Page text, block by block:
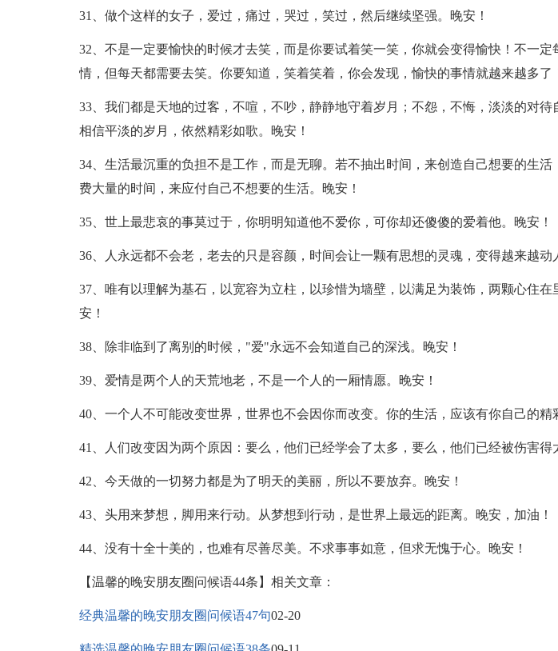
31、做个这样的女子，爱过，痛过，哭过，笑过，然后继续坚强。晚安！
32、不是一定要愉快的时候才去笑，而是你要试着笑一笑，你就会变得愉快！不一定
情，但每天都需要去笑。你要知道，笑着笑着，你会发现，愉快的事情就越来越多了
33、我们都是天地的过客，不喧，不吵，静静地守着岁月；不怨，不悔，淡淡的对待
相信平淡的岁月，依然精彩如歌。晚安！
34、生活最沉重的负担不是工作，而是无聊。若不抽出时间，来创造自己想要的生活
费大量的时间，来应付自己不想要的生活。晚安！
35、世上最悲哀的事莫过于，你明明知道他不爱你，可你却还傻傻的爱着他。晚安！
36、人永远都不会老，老去的只是容颜，时间会让一颗有思想的灵魂，变得越来越动
37、唯有以理解为基石，以宽容为立柱，以珍惜为墙壁，以满足为装饰，两颗心住在
安！
38、除非临到了离别的时候，"爱"永远不会知道自己的深浅。晚安！
39、爱情是两个人的天荒地老，不是一个人的一厢情愿。晚安！
40、一个人不可能改变世界，世界也不会因你而改变。你的生活，应该有你自己的精
41、人们改变因为两个原因：要么，他们已经学会了太多，要么，他们已经被伤害得
42、今天做的一切努力都是为了明天的美丽，所以不要放弃。晚安！
43、头用来梦想，脚用来行动。从梦想到行动，是世界上最远的距离。晚安，加油！
44、没有十全十美的，也难有尽善尽美。不求事事如意，但求无愧于心。晚安！
【温馨的晚安朋友圈问候语44条】相关文章：
经典温馨的晚安朋友圈问候语47句02-20